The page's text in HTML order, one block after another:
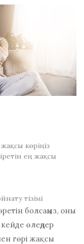
көріңіз
ең жақсы
тізімі
болсаңыз, оны
кейде өлеңдер
гөрі жақсы